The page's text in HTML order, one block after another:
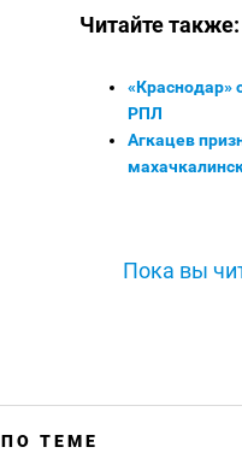
Читайте также:
«Краснодар»
РПЛ
Агкацев
Пока вы
ПО ТЕМЕ